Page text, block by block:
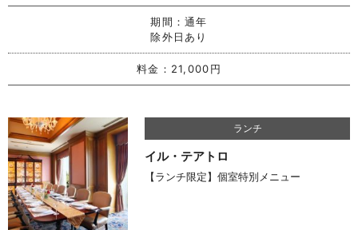
期間：通年
除外日あり
料金： 21,000円
ランチ
イル・テアトロ
【ランチ限定】個室特別メニュー